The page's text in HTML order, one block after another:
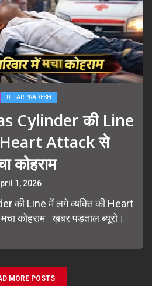
UTTAR PRADESH
Cylinder की Line
Heart Attack से
कोहराम
1, 2026
की Line में लगे व्यक्ति की Heart
कोहराम ख़बर पड़ताल ब्यूरो।
MORE POSTS